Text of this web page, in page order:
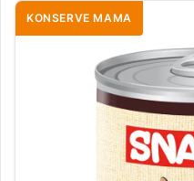
KONSERVE MAMA